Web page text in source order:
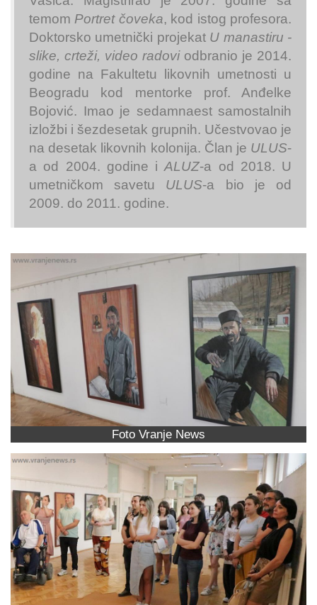
temom Portret čoveka, kod istog profesora.
Doktorsko umetnički projekat U manastiru -
slike, crteži, video radoviodbranio je 2014.
godine na Fakultetu likovnih umetnosti u
Beogradu kod mentorke prof. Anđelke
Bojović. Imao je sedamnaest samostalnih
izložbi i šezdesetak grupnih. Učestvovao je
na desetak likovnih kolonija. Član je ULUS-
a od 2004. godine iALUZ-a od 2018. U
umetničkom savetu
ULUS-a bio je od
2009. do 2011. godine.
Foto Vranje News